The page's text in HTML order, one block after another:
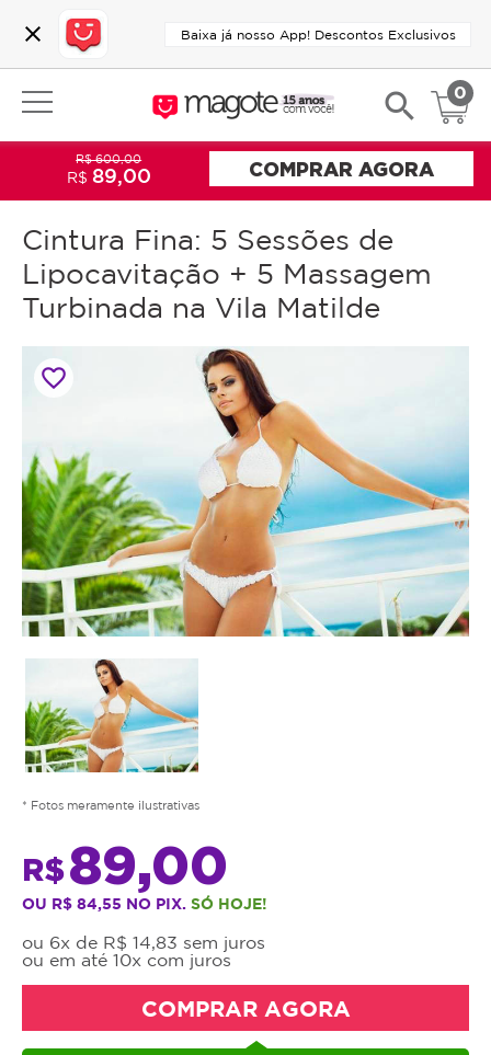
close Baixa já nosso App! Descontos Exclusivos
search 0
Cintura Fina: 5 Sessões de
Lipocavitação + 5 Massagem
Turbinada na Vila Matilde
favorite_border
* Fotos meramente ilustrativas
R$89,00
OU R$ 84,55 NO PIX. SÓ HOJE!
ou 6x de R$ 14,83 sem juros
ou em até 10x com juros
COMPRAR AGORA
R$ 600,00
R$ 89,00 COMPRAR AGORA